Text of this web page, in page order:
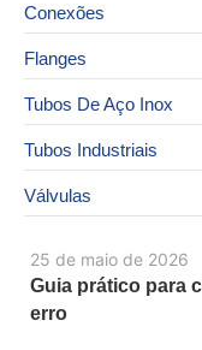
25 de maio de 2026
Guia prático para
erro
Conexões
Flanges
Tubos De Aço Inox
Tubos Industriais
Válvulas